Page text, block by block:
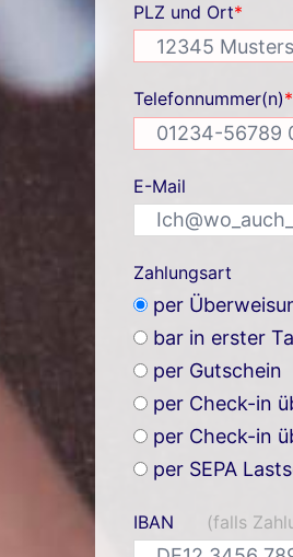
PLZ und Ort*
Telefonnummer(n)*
E-Mail
Zahlungsart
per
bar in erster
per Gutschein
per Check-in
per Check-in
per SEPA
IBAN (falls